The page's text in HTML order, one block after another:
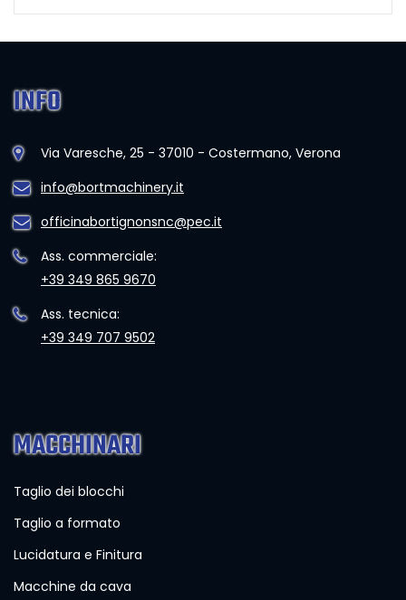
INFO
Via Varesche, 25 - 37010 - Costermano, Verona
info@bortmachinery.it
officinabortignonsnc@pec.it
Ass. commerciale:
+39 349 865 9670
Ass. tecnica:
+39 349 707 9502
MACCHINARI
Taglio dei blocchi
Taglio a formato
Lucidatura e Finitura
Macchine da cava